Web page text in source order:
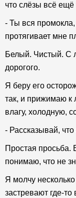
что слёзы всё ещё
- Ты вся
протягивает мне
Белый. Чистый. С
дорогого.
Я беру его
так, и прижимаю к
влагу, холодную,
- Рассказывай, что
Простая просьба.
понимаю, что не
Я молчу
застревают где-то